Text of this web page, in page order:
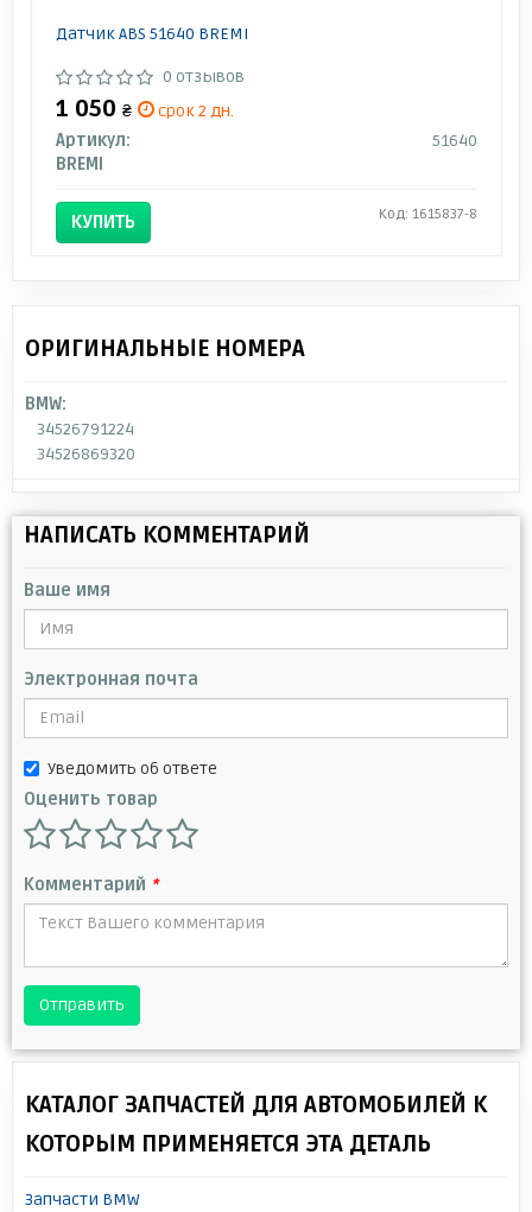
Датчик ABS 51640 BREMI
0 отзывов
1 050 ₴
срок 2 дн.
Артикул:
51640
BREMI
КУПИТЬ Код: 1615837-8
ОРИГИНАЛЬНЫЕ НОМЕРА
BMW:
34526791224
34526869320
НАПИСАТЬ КОММЕНТАРИЙ
Ваше имя
Электронная почта
Уведомить об ответе
Оценить товар
Комментарий *
Отправить
КАТАЛОГ ЗАПЧАСТЕЙ ДЛЯ АВТОМОБИЛЕЙ К
КОТОРЫМ ПРИМЕНЯЕТСЯ ЭТА ДЕТАЛЬ
Запчасти BMW